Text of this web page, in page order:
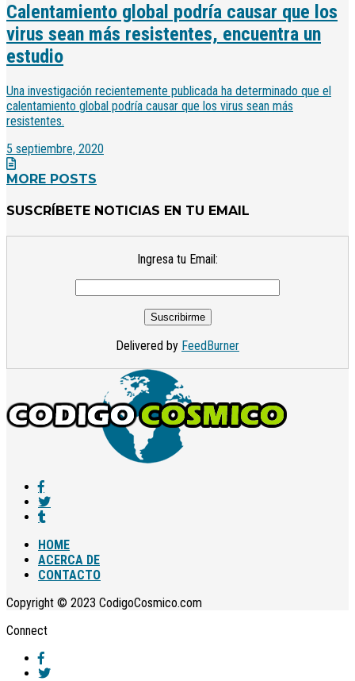
Calentamiento global podría causar que los
virus sean más resistentes, encuentra un
estudio
Una investigación recientemente publicada ha determinado que el
calentamiento global podría causar que los virus sean más
resistentes.
5 septiembre, 2020
MORE POSTS
SUSCRÍBETE NOTICIAS EN TU EMAIL
Ingresa tu Email:
Delivered by FeedBurner
HOME
ACERCA DE
CONTACTO
Copyright © 2023 CodigoCosmico.com
Connect